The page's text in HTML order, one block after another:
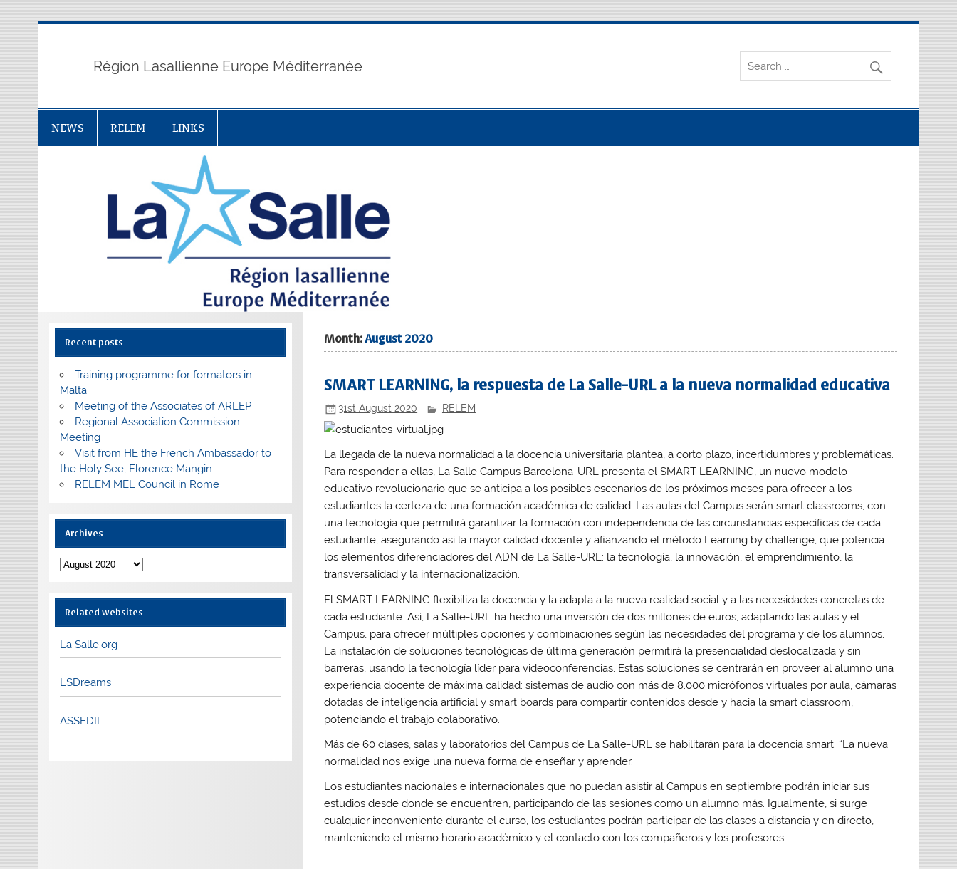
Région Lasallienne Europe Méditerranée
NEWS RELEM LINKS
Month:August 2020
SMART LEARNING, la respuesta de La Salle-URL a la nueva normalidad educativa
31st August 2020 RELEM
La llegada de la nueva normalidad a la docencia universitaria plantea, a corto plazo, incertidumbres y problemáticas.
Para responder a ellas, La Salle Campus Barcelona-URL presenta el SMART LEARNING, un nuevo modelo
educativo revolucionario que se anticipa a los posibles escenarios de los próximos meses para ofrecer a los
estudiantes la certeza de una formación académica de calidad. Las aulas del Campus serán smart classrooms, con
una tecnología que permitirá garantizar la formación con independencia de las circunstancias específicas de cada
estudiante, asegurando así la mayor calidad docente y afianzando el método Learning by challenge, que potencia
los elementos diferenciadores del ADN de La Salle-URL: la tecnología, la innovación, el emprendimiento, la
transversalidad y la internacionalización.
El SMART LEARNING flexibiliza la docencia y la adapta a la nueva realidad social y a las necesidades concretas de
cada estudiante. Así, La Salle-URL ha hecho una inversión de dos millones de euros, adaptando las aulas y el
Campus, para ofrecer múltiples opciones y combinaciones según las necesidades del programa y de los alumnos.
La instalación de soluciones tecnológicas de última generación permitirá la presencialidad deslocalizada y sin
barreras, usando la tecnología líder para videoconferencias. Estas soluciones se centrarán en proveer al alumno una
experiencia docente de máxima calidad: sistemas de audio con más de 8.000 micrófonos virtuales por aula, cámaras
dotadas de inteligencia artificial y smart boards para compartir contenidos desde y hacia la smart classroom,
potenciando el trabajo colaborativo.
Más de 60 clases, salas y laboratorios del Campus de La Salle-URL se habilitarán para la docencia smart. “La nueva
normalidad nos exige una nueva forma de enseñar y aprender.
Los estudiantes nacionales e internacionales que no puedan asistir al Campus en septiembre podrán iniciar sus
estudios desde donde se encuentren, participando de las sesiones como un alumno más. Igualmente, si surge
cualquier inconveniente durante el curso, los estudiantes podrán participar de las clases a distancia y en directo,
manteniendo el mismo horario académico y el contacto con los compañeros y los profesores.
Recent posts
Training programme for formators in
Malta
Meeting of the Associates of ARLEP
Regional Association Commission
Meeting
Visit from HE the French Ambassador to
the Holy See, Florence Mangin
RELEM MEL Council in Rome
Archives
Archives
Related websites
La Salle.org
LSDreams
ASSEDIL